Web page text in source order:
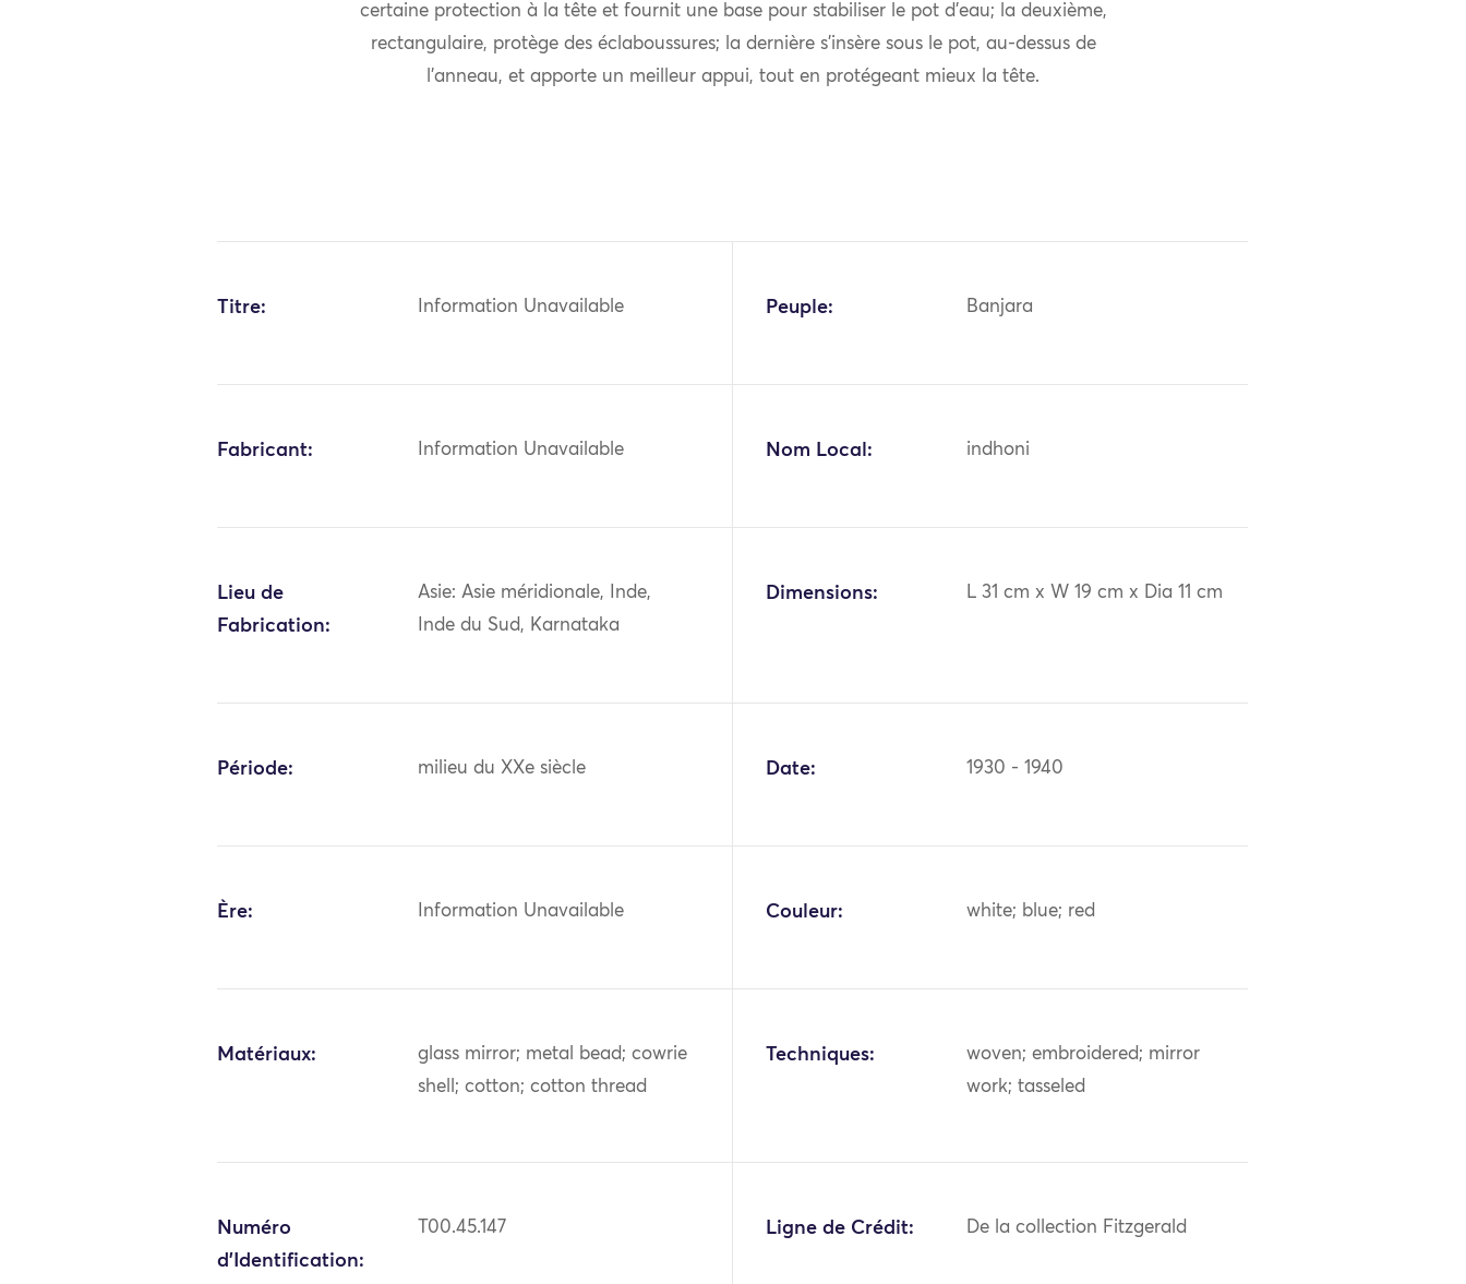
certaine protection à la tête et fournit une base pour stabiliser le pot d’eau; la deuxième,
rectangulaire, protège des éclaboussures; la dernière s’insère sous le pot, au-dessus de
l’anneau, et apporte un meilleur appui, tout en protégeant mieux la tête.
Titre: Information Unavailable Peuple: Banjara
Fabricant: Information Unavailable Nom Local: indhoni
Lieu de
Fabrication:
Asie: Asie méridionale, Inde,
Inde du Sud, Karnataka
Dimensions: L 31 cm x W 19 cm x Dia 11 cm
Période: milieu du XXe siècle Date: 1930 - 1940
Ère: Information Unavailable Couleur: white; blue; red
Matériaux:
glass mirror; metal bead; cowrie
shell; cotton; cotton thread
Techniques:
woven; embroidered; mirror
work; tasseled
Numéro
d'Identification:
T00.45.147 Ligne de Crédit: De la collection Fitzgerald